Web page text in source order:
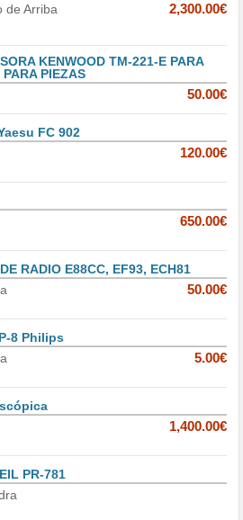
de Arriba
2,300.00€
KENWOOD TM-221-E PARA
PIEZAS
50.00€
FC 902
120.00€
650.00€
RADIO E88CC, EF93, ECH81
50.00€
8 Philips
5.00€
1,400.00€
PR-781